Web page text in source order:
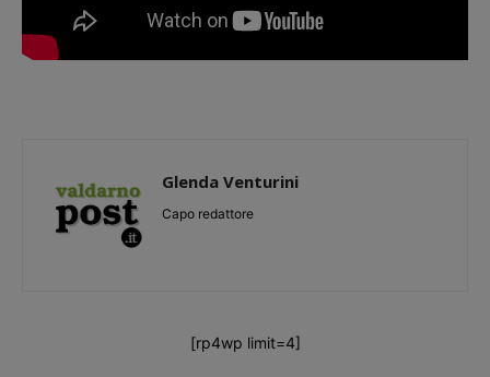
Glenda Venturini
Capo redattore
[rp4wp limit=4]